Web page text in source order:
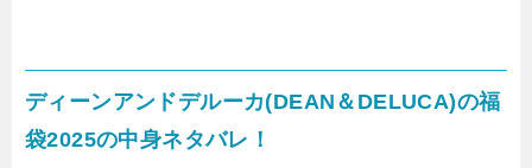
ディーンアンドデルーカ(DEAN＆DELUCA)の福
袋2025の中身ネタバレ！